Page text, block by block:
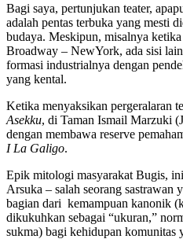
Bagi saya, pertunjukan teater,
adalah pentas terbuka yang mesti
budaya. Meskipun, misalnya
Broadway – NewYork, ada sisi
formasi industrialnya dengan
yang kental.
Ketika menyaksikan pergeralaran
Asekku, di Taman Ismail Marzuki
dengan membawa reserve
I La Galigo.
Epik mitologi masyarakat Bugis,
Arsuka – salah seorang sastrawan
bagian dari kemampuan kanonik
dikukuhkan sebagai “ukuran,”
sukma) bagi kehidupan komunitas